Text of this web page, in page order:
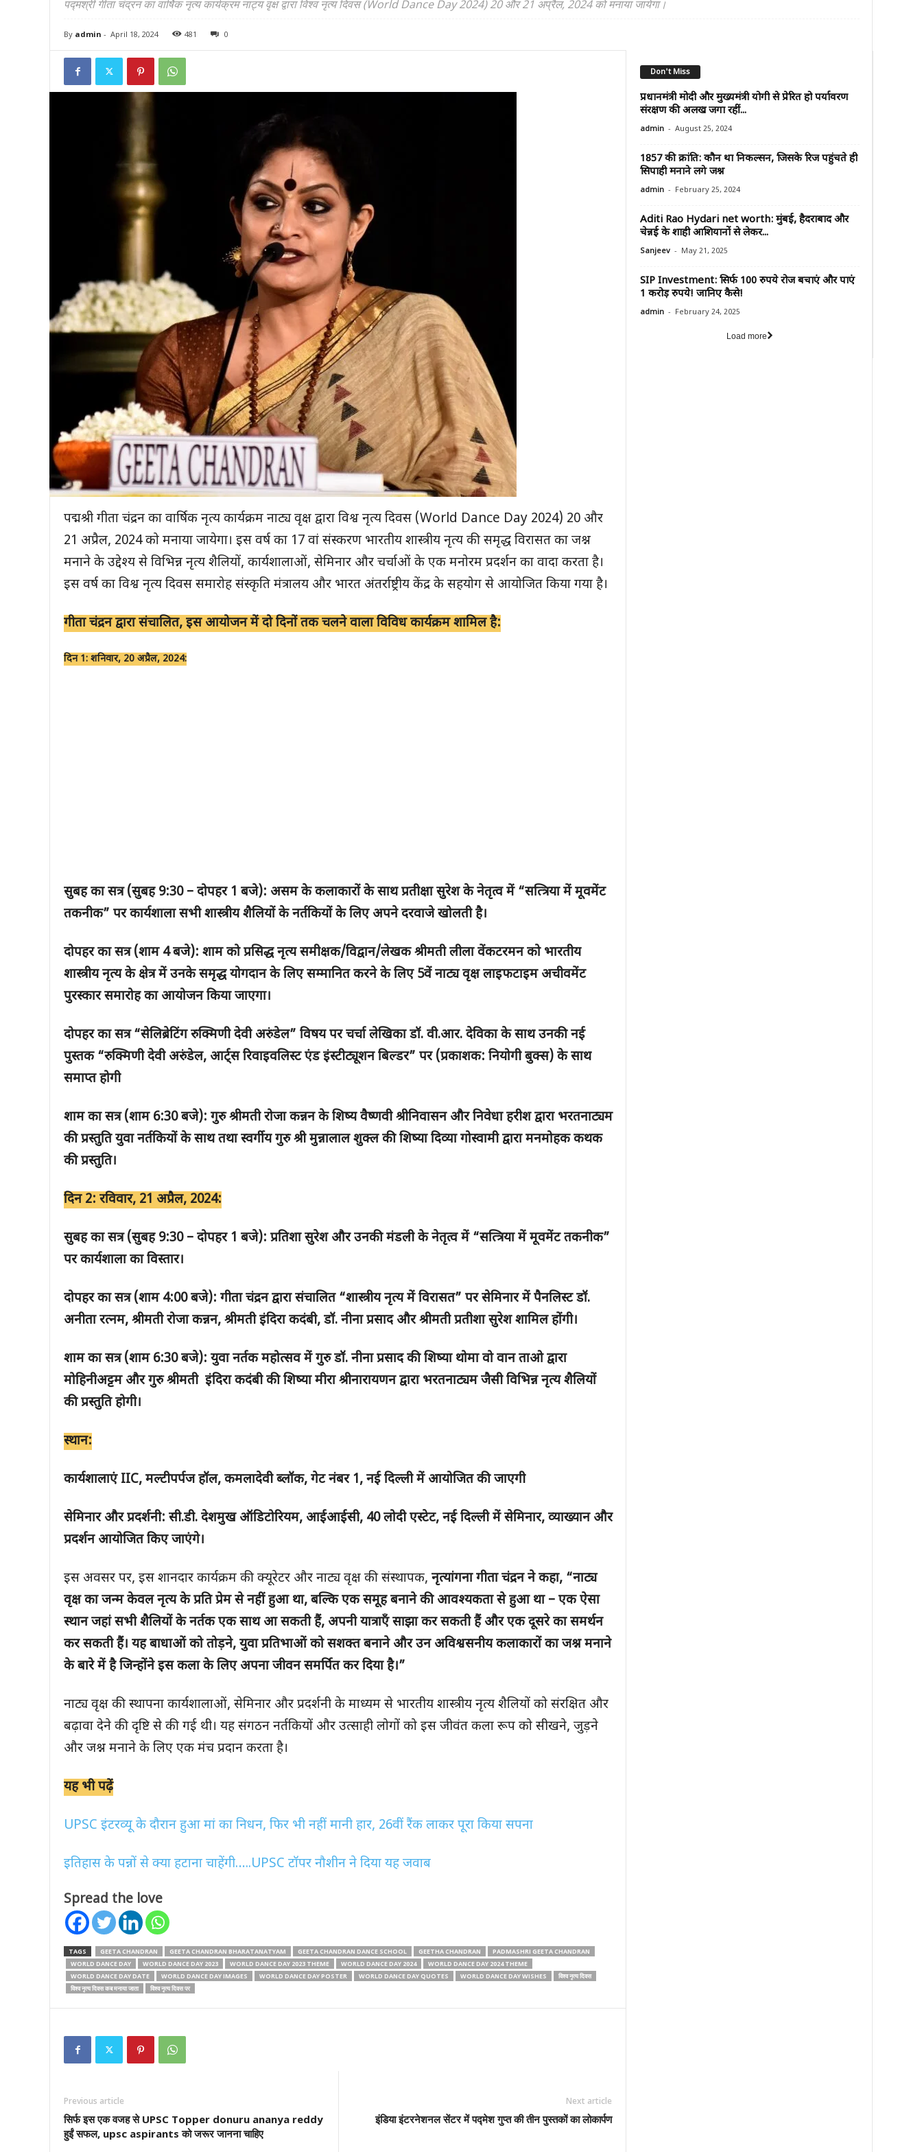
पद्मश्री गीता चंद्रन का वार्षिक नृत्य कार्यक्रम नाट्य वृक्ष द्वारा विश्व नृत्य दिवस (World Dance Day 2024) 20 और 21 अप्रैल, 2024 को मनाया जायेगा।
By admin - April 18, 2024 481 0
पद्मश्री गीता चंद्रन का वार्षिक नृत्य कार्यक्रम नाट्य वृक्ष द्वारा विश्व नृत्य दिवस (World Dance Day 2024) 20 और
21 अप्रैल, 2024 को मनाया जायेगा। इस वर्ष का 17 वां संस्करण भारतीय शास्त्रीय नृत्य की समृद्ध विरासत का जश्न
मनाने के उद्देश्य से विभिन्न नृत्य शैलियों, कार्यशालाओं, सेमिनार और चर्चाओं के एक मनोरम प्रदर्शन का वादा करता है।
इस वर्ष का विश्व नृत्य दिवस समारोह संस्कृति मंत्रालय और भारत अंतर्राष्ट्रीय केंद्र के सहयोग से आयोजित किया गया है।
गीता चंद्रन द्वारा संचालित, इस आयोजन में दो दिनों तक चलने वाला विविध कार्यक्रम शामिल है:
दिन 1: शनिवार, 20 अप्रैल, 2024:
सुबह का सत्र (सुबह 9:30 – दोपहर 1 बजे): असम के कलाकारों के साथ प्रतीक्षा सुरेश के नेतृत्व में “सत्त्रिया में मूवमेंट
तकनीक” पर कार्यशाला सभी शास्त्रीय शैलियों के नर्तकियों के लिए अपने दरवाजे खोलती है।
दोपहर का सत्र (शाम 4बजे): शाम को प्रसिद्ध नृत्य समीक्षक/विद्वान/लेखक श्रीमती लीला वेंकटरमन को भारतीय
शास्त्रीय नृत्य के क्षेत्र में उनके समृद्ध योगदान के लिए सम्मानित करने के लिए 5वें नाट्य वृक्ष लाइफटाइम अचीवमेंट
पुरस्कार समारोह का आयोजन किया जाएगा।
दोपहर का सत्र “सेलिब्रेटिंग रुक्मिणी देवी अरुंडेल” विषय पर चर्चा लेखिका डॉ. वी.आर. देविका के साथ उनकी नई
पुस्तक “रुक्मिणी देवी अरुंडेल, आर्ट्स रिवाइवलिस्ट एंड इंस्टीट्यूशन बिल्डर” पर (प्रकाशक: नियोगी बुक्स) के साथ
समाप्त होगी
शाम का सत्र (शाम 6:30बजे): गुरु श्रीमती रोजा कन्नन के शिष्य वैष्णवी श्रीनिवासन और निवेधा हरीश द्वारा भरतनाट्यम
की प्रस्तुति युवा नर्तकियों के साथ तथा स्वर्गीय गुरु श्री मुन्नालाल शुक्ल की शिष्या दिव्या गोस्वामी द्वारा मनमोहक कथक
की प्रस्तुति।
दिन 2: रविवार, 21 अप्रैल, 2024:
सुबह का सत्र (सुबह 9:30 – दोपहर 1 बजे): प्रतिशा सुरेश और उनकी मंडली के नेतृत्व में “सत्त्रिया में मूवमेंट तकनीक”
पर कार्यशाला का विस्तार।
दोपहर का सत्र (शाम 4:00 बजे): गीता चंद्रन द्वारा संचालित “शास्त्रीय नृत्य में विरासत” पर सेमिनार में पैनलिस्ट डॉ.
अनीता रत्नम, श्रीमती रोजा कन्नन, श्रीमती इंदिरा कदंबी, डॉ. नीना प्रसाद और श्रीमती प्रतीशा सुरेश शामिल होंगी।
शाम का सत्र (शाम 6:30 बजे): युवा नर्तक महोत्सव में गुरु डॉ. नीना प्रसाद की शिष्या थोमा वो वान ताओ द्वारा
मोहिनीअट्टम और गुरु श्रीमती इंदिरा कदंबी की शिष्या मीरा श्रीनारायणन द्वारा भरतनाट्यम जैसी विभिन्न नृत्य शैलियों
की प्रस्तुति होगी।
स्थान:
कार्यशालाएं IIC, मल्टीपर्पज हॉल, कमलादेवी ब्लॉक, गेट नंबर 1, नई दिल्ली में आयोजित की जाएगी
सेमिनार और प्रदर्शनी: सी.डी. देशमुख ऑडिटोरियम, आईआईसी, 40 लोदी एस्टेट, नई दिल्ली में सेमिनार, व्याख्यान और
प्रदर्शन आयोजित किए जाएंगे।
इस अवसर पर, इस शानदार कार्यक्रम की क्यूरेटर और नाट्य वृक्ष की संस्थापक, नृत्यांगना गीता चंद्रन ने कहा, “नाट्य
वृक्ष का जन्म केवल नृत्य के प्रति प्रेम से नहीं हुआ था, बल्कि एक समूह बनाने की आवश्यकता से हुआ था – एक ऐसा
स्थान जहां सभी शैलियों के नर्तक एक साथ आ सकती हैं, अपनी यात्राएँ साझा कर सकती हैं और एक दूसरे का समर्थन
कर सकती हैं। यह बाधाओं को तोड़ने, युवा प्रतिभाओं को सशक्त बनाने और उन अविश्वसनीय कलाकारों का जश्न मनाने
के बारे में है जिन्होंने इस कला के लिए अपना जीवन समर्पित कर दिया है।”
नाट्य वृक्ष की स्थापना कार्यशालाओं, सेमिनार और प्रदर्शनी के माध्यम से भारतीय शास्त्रीय नृत्य शैलियों को संरक्षित और
बढ़ावा देने की दृष्टि से की गई थी। यह संगठन नर्तकियों और उत्साही लोगों को इस जीवंत कला रूप को सीखने, जुड़ने
और जश्न मनाने के लिए एक मंच प्रदान करता है।
यह भी पढ़ें
UPSC इंटरव्यू के दौरान हुआ मां का निधन, फिर भी नहीं मानी हार, 26वीं रैंक लाकर पूरा किया सपना
इतिहास के पन्नों से क्या हटाना चाहेंगी…..UPSC टॉपर नौशीन ने दिया यह जवाब
Spread the love
TAGS GEETA CHANDRAN GEETA CHANDRAN BHARATANATYAM GEETA CHANDRAN DANCE SCHOOL GEETHA CHANDRAN
PADMASHRI GEETA CHANDRAN
WORLD DANCE DAY
WORLD DANCE DAY 2023 WORLD DANCE DAY 2023 THEME WORLD DANCE DAY 2024
WORLD DANCE DAY 2024 THEME
WORLD DANCE DAY DATE
WORLD DANCE DAY IMAGES WORLD DANCE DAY POSTER WORLD DANCE DAY QUOTES WORLD DANCE DAY WISHES
विश्व नृत्य दिवस
विश्व नृत्य दिवस कब मनाया जाता
विश्व नृत्य दिवस पर
Previous article
सिर्फ इस एक वजह से UPSC Topper donuru ananya reddy
हुईं सफल, upsc aspirants को जरूर जानना चाहिए
Next article
इंडिया इंटरनेशनल सेंटर में पद्मेश गुप्त की तीन पुस्तकों का लोकार्पण
Don't Miss
प्रधानमंत्री मोदी और मुख्यमंत्री योगी से प्रेरित हो पर्यावरण
संरक्षण की अलख जगा रहीं...
admin - August 25, 2024
1857 की क्रांति: कौन था निकल्सन, जिसके रिज पहुंचते ही
सिपाही मनाने लगे जश्न
admin - February 25, 2024
Aditi Rao Hydari net worth: मुंबई, हैदराबाद और
चेन्नई के शाही आशियानों से लेकर...
Sanjeev - May 21, 2025
SIP Investment: सिर्फ 100 रुपये रोज बचाएं और पाएं
1 करोड़ रुपये! जानिए कैसे!
admin - February 24, 2025
Load more